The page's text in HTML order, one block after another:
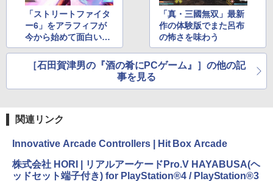
「ストリートファイタ
ー6」をアラフィフが
今から始めて面白いの
か？
「真・三國無双」最新
作の体験版でまた呂布
の怖さを味わう
［石田賀津男の『酒の肴にPCゲーム』］の他の記
事を見る
関連リンク
Innovative Arcade Controllers | Hit Box Arcade
株式会社 HORI | リアルアーケードPro.V HAYABUSA(ヘ
ッドセット端子付き) for PlayStation®4 / PlayStation®3